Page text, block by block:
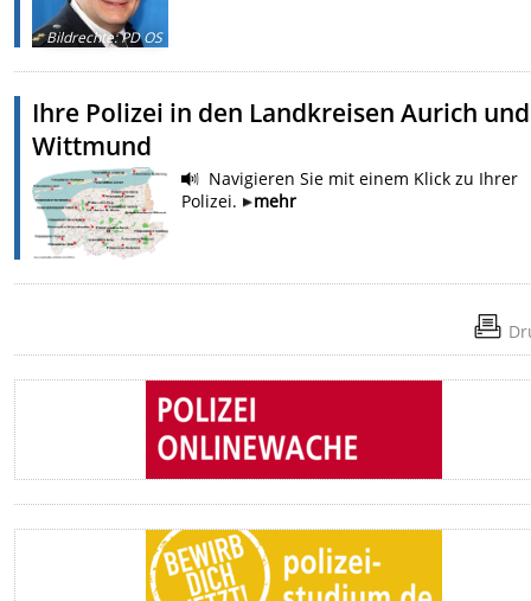
Bildrechte:PD OS
Ihre Polizei in den Landkreisen Aurich und
Wittmund
Navigieren Sie mit einem Klick zu Ihrer
Polizei.
mehr